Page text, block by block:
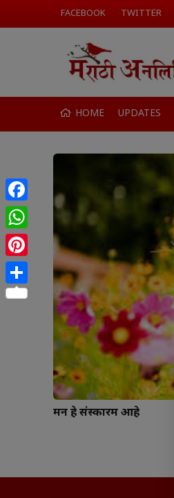
FACEBOOK TWITTER
HOME UPDATES
मन हे संस्कारक्षम आहे
Facebook
WhatsApp
Pinterest
Share